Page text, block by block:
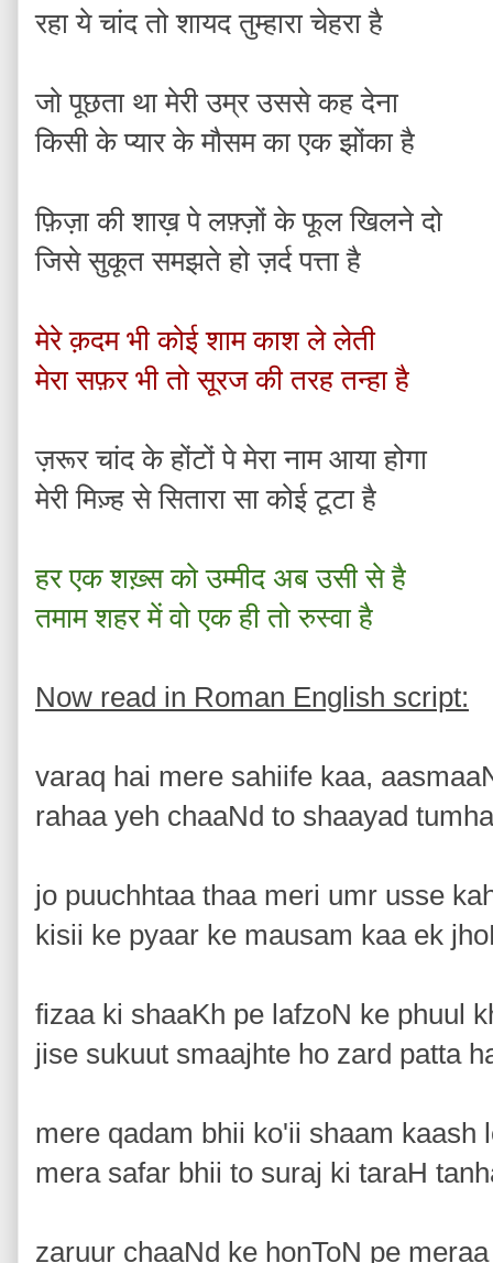
रहा ये चांद तो शायद तुम्हारा चेहरा है
जो पूछता था मेरी उम्र उससे कह देना
किसी के प्यार के मौसम का एक झोंका है
फ़िज़ा की शाख़ पे लफ़्ज़ों के फूल खिलने दो
जिसे सुकूत समझते हो ज़र्द पत्ता है
मेरे क़दम भी कोई शाम काश ले लेती
मेरा सफ़र भी तो सूरज की तरह तन्हा है
ज़रूर चांद के होंटों पे मेरा नाम आया होगा
मेरी मिज़्ह से सितारा सा कोई टूटा है
हर एक शख़्स को उम्मीद अब उसी से है
तमाम शहर में वो एक ही तो रुस्वा है
Now read in Roman English script:
varaq hai mere sahiife kaa,
rahaa yeh chaaNd to shaayad
jo puuchhtaa thaa meri umr usse
kisii ke pyaar ke mausam kaa ek
fizaa ki shaaKh pe lafzoN ke phuul
jise sukuut smaajhte ho zard patta
mere qadam bhii ko'ii shaam kaash
mera safar bhii to suraj ki taraH
zaruur chaaNd ke honToN pe